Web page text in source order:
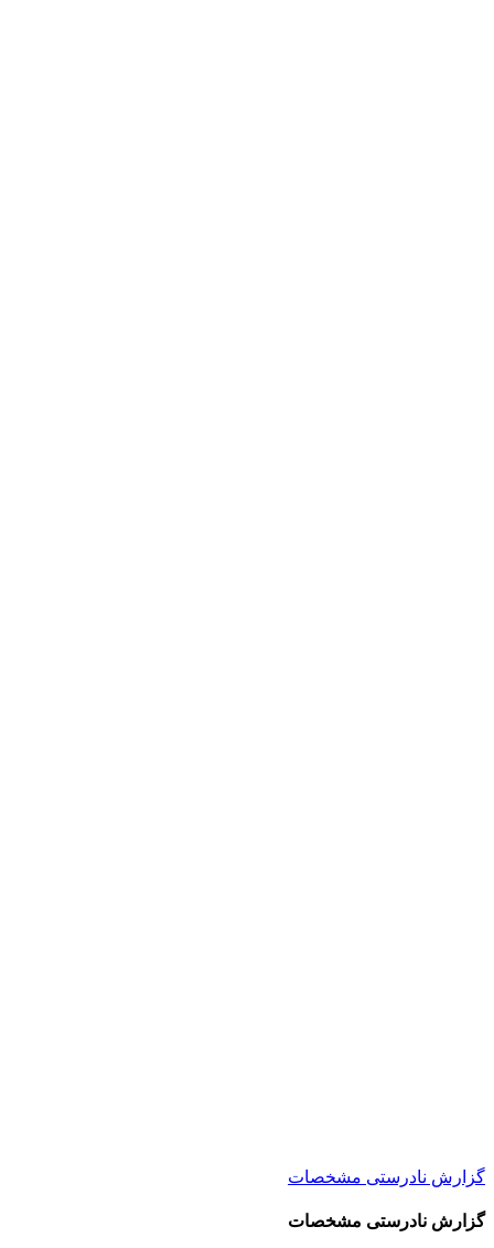
گزارش نادرستی مشخصات
گزارش نادرستی مشخصات